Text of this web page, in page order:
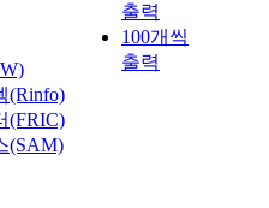
출력
100개씩
출력
(Rinfo)
(FRIC)
(SAM)